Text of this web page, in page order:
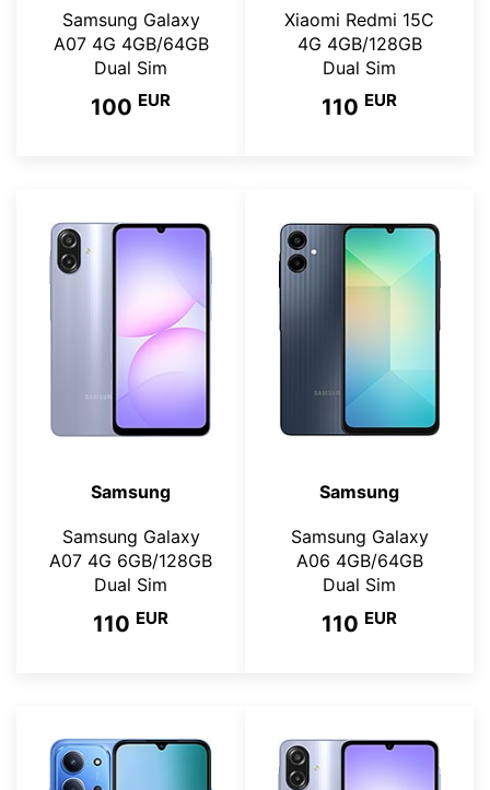
Samsung Galaxy
A07 4G 4GB/64GB
Dual Sim
100 EUR
Xiaomi Redmi 15C
4G 4GB/128GB
Dual Sim
110 EUR
Samsung
Samsung Galaxy
A07 4G 6GB/128GB
Dual Sim
110 EUR
Samsung
Samsung Galaxy
A06 4GB/64GB
Dual Sim
110 EUR